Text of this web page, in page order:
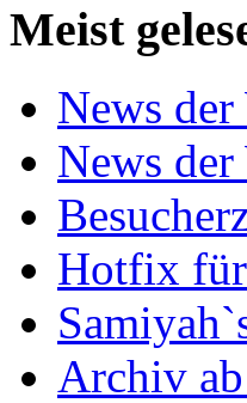
Meist
News der
News
Hotfix
Archiv